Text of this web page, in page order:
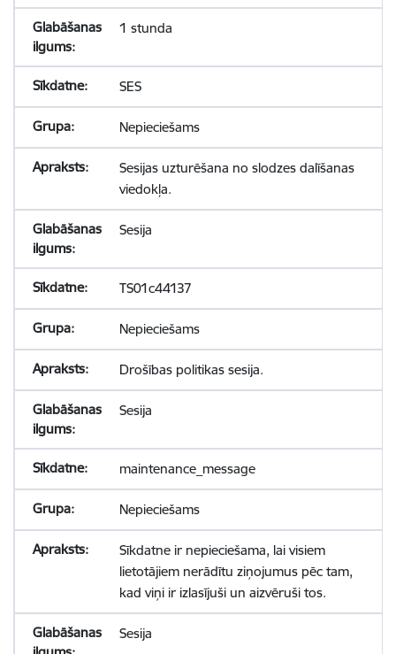
1 stunda
SES
Nepieciešams
Sesijas uzturēšana no slodzes dalīšanas
viedokļa.
Sesija
TS01c44137
Nepieciešams
Drošības politikas sesija.
Sesija
maintenance_message
Nepieciešams
Sīkdatne ir nepieciešama, lai visiem
lietotājiem nerādītu ziņojumus pēc tam,
kad viņi ir izlasījuši un aizvēruši tos.
Sesija